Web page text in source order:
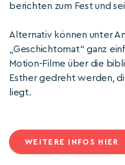
berichten zum Fest und
Alternativ können unter
„Geschichtomat“ ganz
Motion-Filme über die
Esther gedreht werden,
liegt.
WEITERE INFOS HIER